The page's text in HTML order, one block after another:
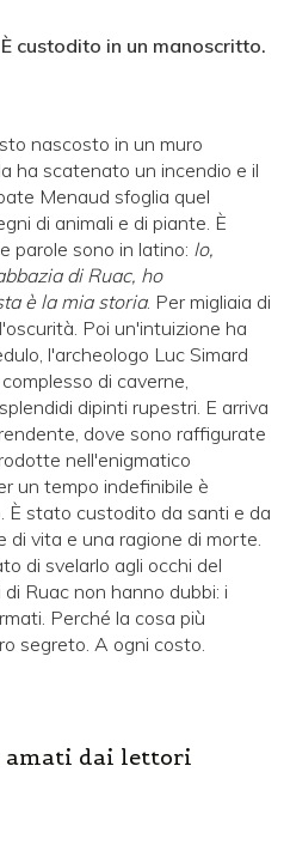
custodito in un manoscritto.
nascosto in un muro
ha scatenato un incendio e il
Menaud sfoglia quel
di animali e di piante. È
parole sono in latino: Io,
di Ruac, ho
è la mia storia. Per migliaia di
Poi un'intuizione ha
l'archeologo Luc Simard
di caverne,
dipinti rupestri. E arriva
dove sono raffigurate
nell'enigmatico
un tempo indefinibile è
È stato custodito da santi e da
di vita e una ragione di morte.
di svelarlo agli occhi del
Ruac non hanno dubbi: i
Perché la cosa più
segreto. A ogni costo.
amati dai lettori